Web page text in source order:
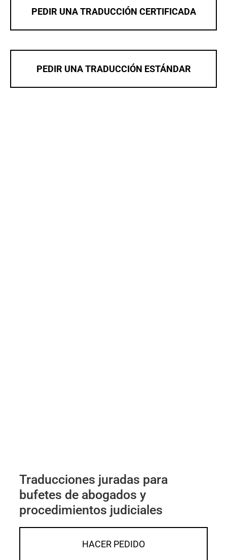
PEDIR UNA TRADUCCIÓN CERTIFICADA
PEDIR UNA TRADUCCIÓN ESTÁNDAR
Traducciones juradas para
bufetes de abogados y
procedimientos judiciales
HACER PEDIDO